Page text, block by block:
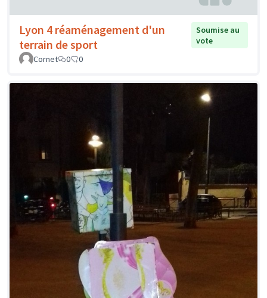
Lyon 4 réaménagement d'un
terrain de sport
Soumise au
vote
Cornet
0 0